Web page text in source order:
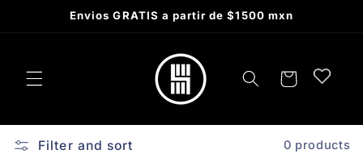
Skip toEnvios GRATIS a partir de $1500 mxn
Cart
Filter and sort 0 products